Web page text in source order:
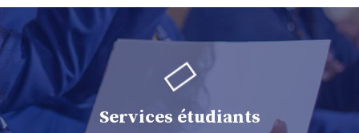
Services étudiants